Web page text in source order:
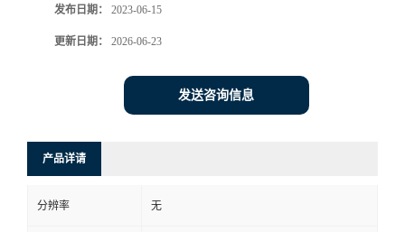
发布日期： 2023-06-15
更新日期： 2026-06-23
发送咨询信息
产品详请
分辨率 无